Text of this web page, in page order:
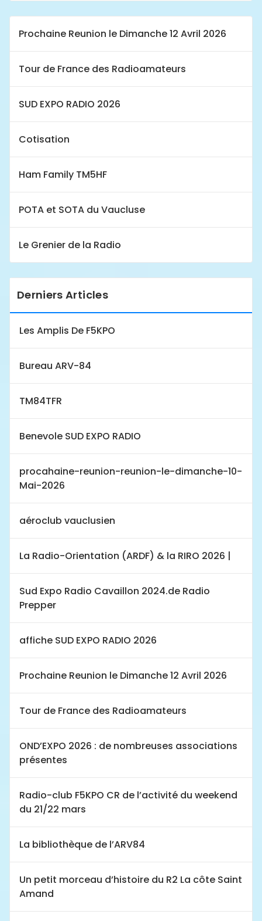
Prochaine Reunion le Dimanche 12 Avril 2026
Tour de France des Radioamateurs
SUD EXPO RADIO 2026
Cotisation
Ham Family TM5HF
POTA et SOTA du Vaucluse
Le Grenier de la Radio
Derniers Articles
Les Amplis De F5KPO
Bureau ARV-84
TM84TFR
Benevole SUD EXPO RADIO
procahaine-reunion-reunion-le-dimanche-10-
Mai-2026
aéroclub vauclusien
La Radio-Orientation (ARDF) & la RIRO 2026 |
Sud Expo Radio Cavaillon 2024.de Radio
Prepper
affiche SUD EXPO RADIO 2026
Prochaine Reunion le Dimanche 12 Avril 2026
Tour de France des Radioamateurs
OND’EXPO 2026 : de nombreuses associations
présentes
Radio-club F5KPO CR de l’activité du weekend
du 21/22 mars
La bibliothèque de l’ARV84
Un petit morceau d’histoire du R2 La côte Saint
Amand